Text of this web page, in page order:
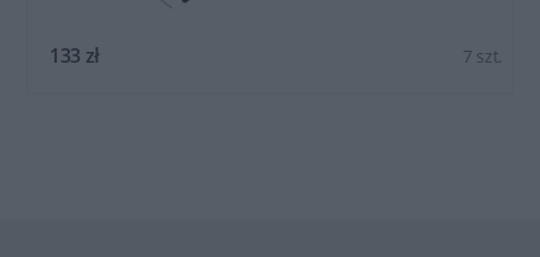
133 zł 7 szt.